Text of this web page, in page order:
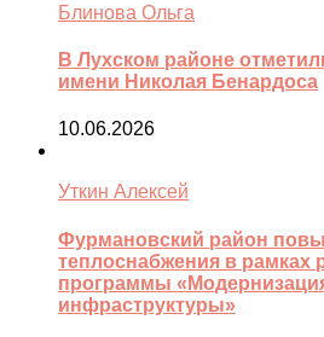
Блинова Ольга
В Лухском районе
имени Николая Бенардоса
10.06.2026
Уткин Алексей
Фурмановский район
теплоснабжения в рамках
программы
инфраструктуры»